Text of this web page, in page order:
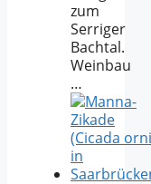
zum
Serriger
Bachtal.
Weinbau
…